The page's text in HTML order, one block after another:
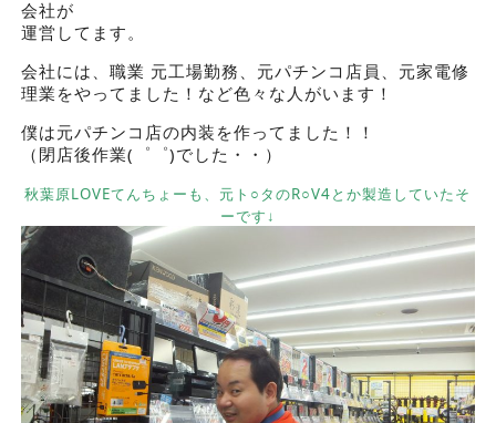
会社が
運営してます。
会社には、職業 元工場勤務、元パチンコ店員、元家電修
理業をやってました！など色々な人がいます！
僕は元パチンコ店の内装を作ってました！！
（閉店後作業(゜゜)でした・・）
秋葉原LOVEてんちょーも、元ト○タのR○V4とか製造していたそ
ーです↓